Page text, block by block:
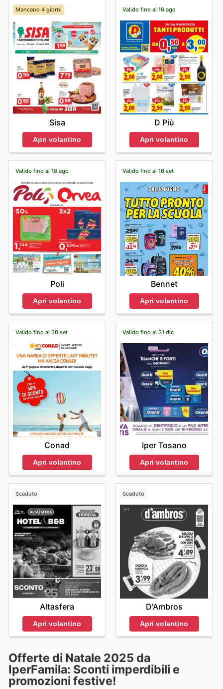
Mancano 4 giorni
Sisa
Apri volantino
Valido fino al 16 ago
D Più
Apri volantino
Valido fino al 18 ago
Poli
Apri volantino
Valido fino al 16 set
Bennet
Apri volantino
Valido fino al 30 set
Conad
Apri volantino
Valido fino al 31 dic
Iper Tosano
Apri volantino
Scaduto
Altasfera
Apri volantino
Scaduto
D'Ambros
Apri volantino
Offerte di Natale 2025 da
IperFamila: Sconti imperdibili e
promozioni festive!